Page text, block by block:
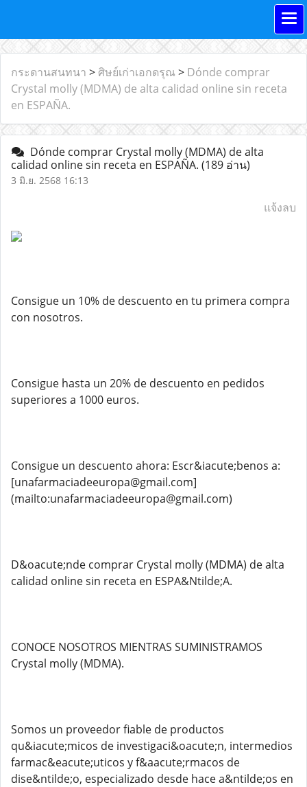
กระดานสนทนา > ศิษย์เก่าเอกดรุณ > Dónde comprar
Crystal molly (MDMA) de alta calidad online sin receta
en ESPAÑA.
Dónde comprar Crystal molly (MDMA) de alta
calidad online sin receta en ESPAÑA. (189 อ่าน)
3 มิ.ย. 2568 16:13
แจ้งลบ
Consigue un 10% de descuento en tu primera compra
con nosotros.
Consigue hasta un 20% de descuento en pedidos
superiores a 1000 euros.
Consigue un descuento ahora: Escr&iacute;benos a:
[unafarmaciadeeuropa@gmail.com]
(mailto:unafarmaciadeeuropa@gmail.com)
D&oacute;nde comprar Crystal molly (MDMA) de alta
calidad online sin receta en ESPA&Ntilde;A.
CONOCE NOSOTROS MIENTRAS SUMINISTRAMOS
Crystal molly (MDMA).
Somos un proveedor fiable de productos
qu&iacute;micos de investigaci&oacute;n, intermedios
farmac&eacute;uticos y f&aacute;rmacos de
dise&ntilde;o, especializado desde hace a&ntilde;os en